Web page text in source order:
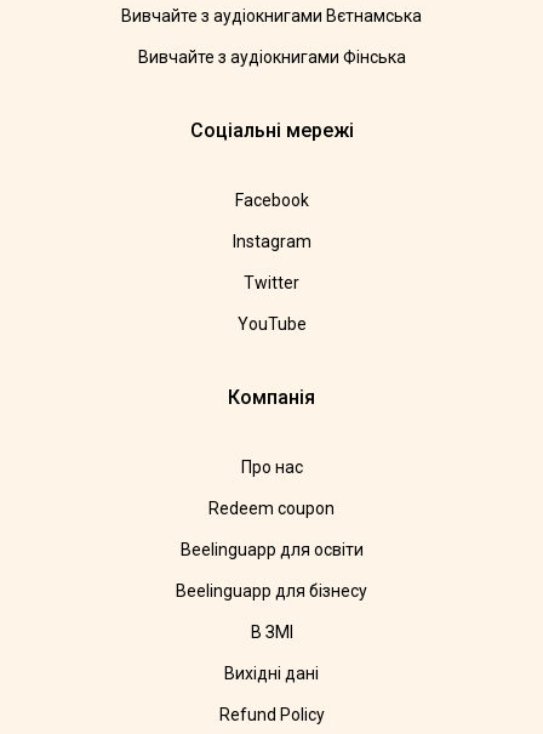
Вивчайте з аудіокнигами Вєтнамська
Вивчайте з аудіокнигами Фінська
Соціальні мережі
Facebook
Instagram
Twitter
YouTube
Компанія
Про нас
Redeem coupon
Beelinguapp для освіти
Beelinguapp для бізнесу
В ЗМІ
Вихідні дані
Refund Policy